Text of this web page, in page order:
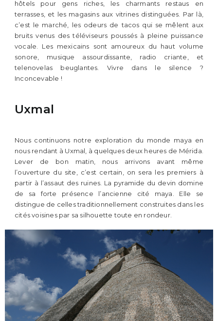
hôtels pour gens riches, les charmants restaus en
terrasses, et les magasins aux vitrines distinguées. Par là,
c’est le marché, les odeurs de tacos qui se mêlent aux
bruits venus des téléviseurs poussés à pleine puissance
vocale. Les mexicains sont amoureux du haut volume
sonore, musique assourdissante, radio criante, et
telenovelas beuglantes. Vivre dans le silence ?
Inconcevable !
Uxmal
Nous continuons notre exploration du monde maya en
nous rendant à Uxmal, à quelques deux heures de Mérida.
Lever de bon matin, nous arrivons avant même
l’ouverture du site, c’est certain, on sera les premiers à
partir à l’assaut des ruines. La pyramide du devin domine
de sa forte présence l’ancienne cité maya. Elle se
distingue de celles traditionnellement construites dans les
cités voisines par sa silhouette toute en rondeur.